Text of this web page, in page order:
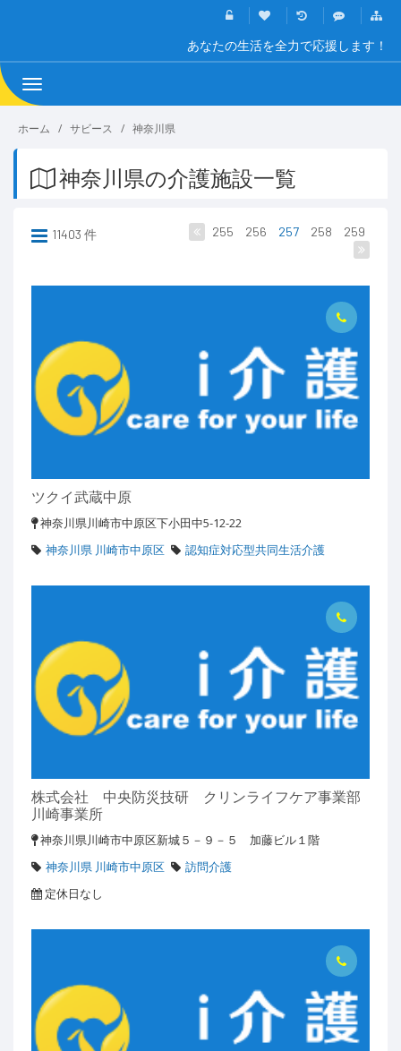
あなたの生活を全力で応援します！
Toggle
navigation
ホーム サビース 神奈川県
神奈川県の介護施設一覧
11403 件 255 256 257 258 259
ツクイ武蔵中原
神奈川県川崎市中原区下小田中5-12-22
神奈川県 川崎市中原区
認知症対応型共同生活介護
株式会社 中央防災技研 クリンライフケア事業部
川崎事業所
神奈川県川崎市中原区新城５－９－５ 加藤ビル１階
神奈川県 川崎市中原区
訪問介護
定休日なし